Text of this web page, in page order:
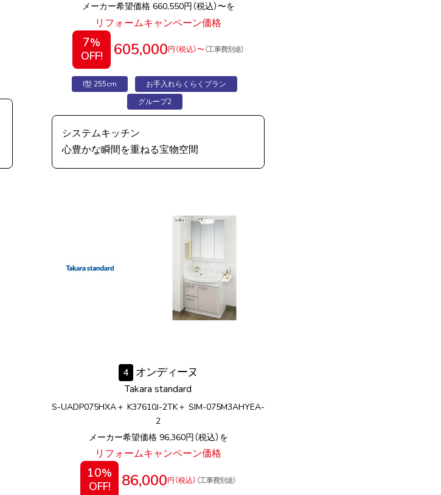
メーカー希望価格 660,550円（税込）〜を
リフォームキャンペーン価格
7%
OFF!
605,000円（税込）〜（工事費別途）
I型 255cm
お手入れらくらくプラン
グループ2
システムキッチン
心豊かな瞬間を重ねる宝物空間
4 オンディーヌ
Takara standard
S-UADP075HXA＋ K37610J-2TK＋ SIM-075M3AHYEA-
2
メーカー希望価格 96,360円（税込）を
リフォームキャンペーン価格
10%
OFF!
86,000円（税込） （工事費別途）